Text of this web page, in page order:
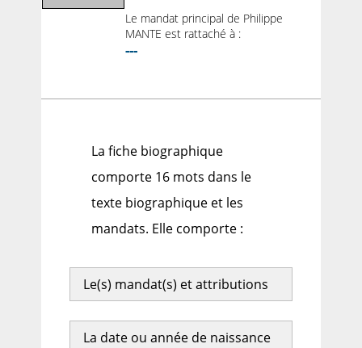
Le mandat principal de Philippe
MANTE est rattaché à :
---
La fiche biographique
comporte 16 mots dans le
texte biographique et les
mandats. Elle comporte :
Le(s) mandat(s) et attributions
La date ou année de naissance